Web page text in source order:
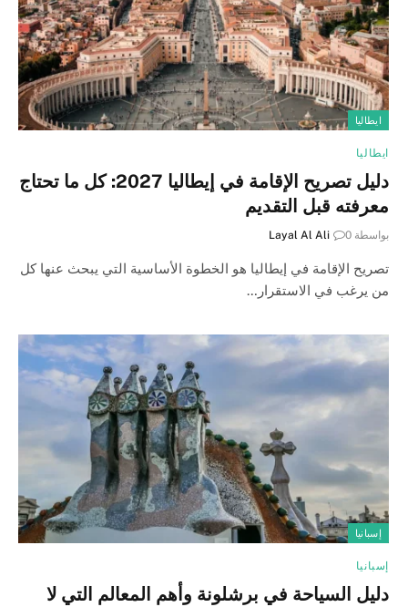
ايطاليا
ايطاليا
دليل تصريح الإقامة في إيطاليا 2027: كل ما تحتاج
معرفته قبل التقديم
بواسطة Layal Al Ali 0
تصريح الإقامة في إيطاليا هو الخطوة الأساسية التي يبحث عنها كل
من يرغب في الاستقرار…
إسبانيا
إسبانيا
دليل السياحة في برشلونة وأهم المعالم التي لا